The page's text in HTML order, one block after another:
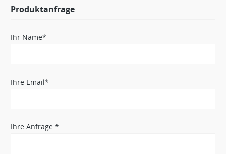
Produktanfrage
Ihr Name*
Ihre Email*
Ihre Anfrage *